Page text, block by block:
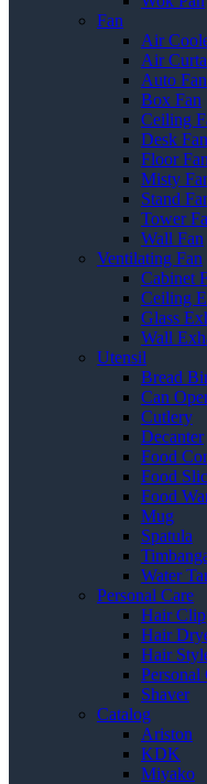
Fan
Air
Air
Auto Fan
Box Fan
Ceiling
Desk Fan
Floor Fan
Misty
Stand
Tower
Wall Fan
Ventilating Fan
Cabinet
Ceiling
Glass
Wall
Utensil
Bread
Can
Cutlery
Decanter
Food
Food
Food
Mug
Spatula
Water
Personal Care
Hair
Hair
Hair
Personal
Shaver
Catalog
Ariston
KDK
Miyako